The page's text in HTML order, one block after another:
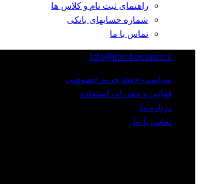
راهنمای ثبت نام و کلاس ها
شماره حسابهای بانکی
تماس با ما
Info@iran-freelance.ir
سیاست حفظ حریم خصوصی
قوانین و مقررات استفاده
درباره ما
تماس با ما